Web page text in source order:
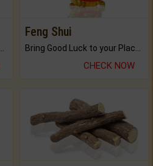
Feng Shui
CHECK NOW